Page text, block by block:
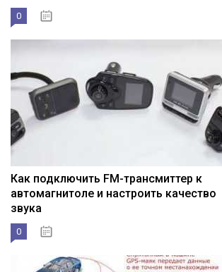
0
Как подключить FM-трансмиттер к
автомагнитоле и настроить качество
звука
0